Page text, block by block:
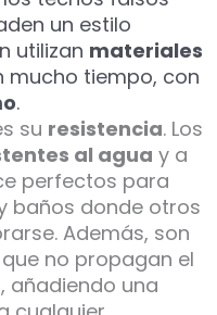
un estilo
utilizan materiales
mucho tiempo, con
.
su resistencia. Los
al agua y a
perfectos para
baños donde otros
Además, son
no propagan el
añadiendo una